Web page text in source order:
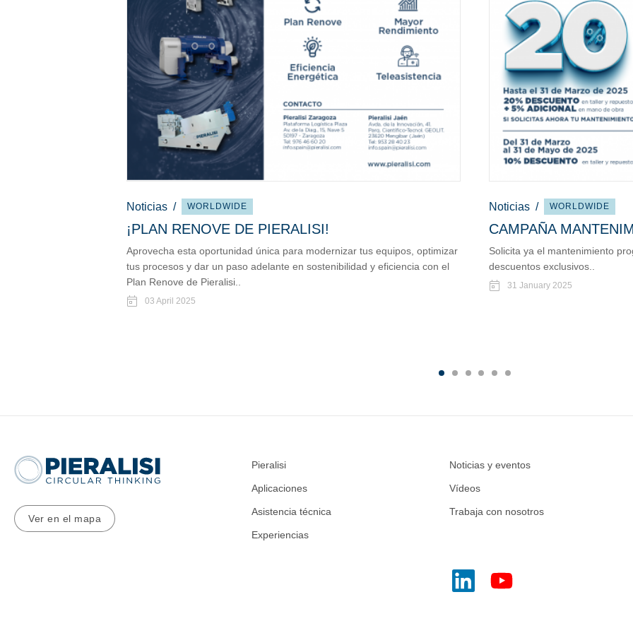
Noticias / WORLDWIDE
¡PLAN RENOVE DE PIERALISI!
Aprovecha esta oportunidad única para modernizar tus equipos, optimizar
tus procesos y dar un paso adelante en sostenibilidad y eficiencia con el
Plan Renove de Pieralisi..
03 April 2025
Noticias / WORLDWIDE
CAMPAÑA
Solicita ya el mantenimiento
descuentos exclusivos..
31 January 2025
Ver en el mapa
Pieralisi
Aplicaciones
Asistencia técnica
Experiencias
Noticias y eventos
Vídeos
Trabaja con nosotros